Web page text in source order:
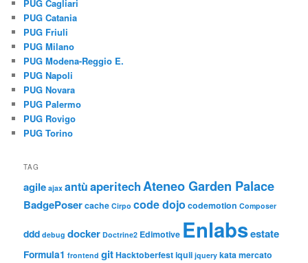
PUG Cagliari
PUG Catania
PUG Friuli
PUG Milano
PUG Modena-Reggio E.
PUG Napoli
PUG Novara
PUG Palermo
PUG Rovigo
PUG Torino
TAG
agile ajax antùaperitechAteneo Garden Palace
BadgePosercache Cirpo code dojo codemotion Composer
ddd debug docker Doctrine2 Edimotive Enlabsestate
Formula1 frontend gitHacktoberfestiquii jquery katamercato